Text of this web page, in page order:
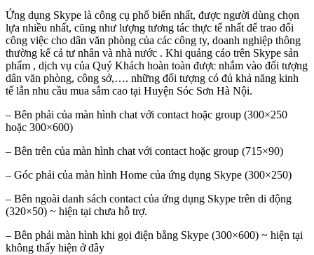
Ứng dụng Skype là công cụ phổ biến nhất, được người dùng chọn
lựa nhiều nhất, cũng như lượng tương tác thực tế nhất để trao đổi
công việc cho dân văn phòng của các công ty, doanh nghiệp thông
thường kể cả tư nhân và nhà nước . Khi quảng cáo trên Skype sản
phẩm , dịch vụ của Quý Khách hoàn toàn được nhắm vào đối tượng
dân văn phòng, công sở,…. những đối tượng có đủ khả năng kinh
tế lẫn nhu cầu mua sắm cao tại Huyện Sóc Sơn Hà Nội.
– Bên phải của màn hình chat với contact hoặc group (300×250
hoặc 300×600)
– Bên trên của màn hình chat với contact hoặc group (715×90)
– Góc phải của màn hình Home của ứng dụng Skype (300×250)
– Bên ngoài danh sách contact của ứng dụng Skype trên di động
(320×50) ~ hiện tại chưa hỗ trợ.
– Bên phải màn hình khi gọi điện bằng Skype (300×600) ~ hiện tại
không thấy hiện ở đây